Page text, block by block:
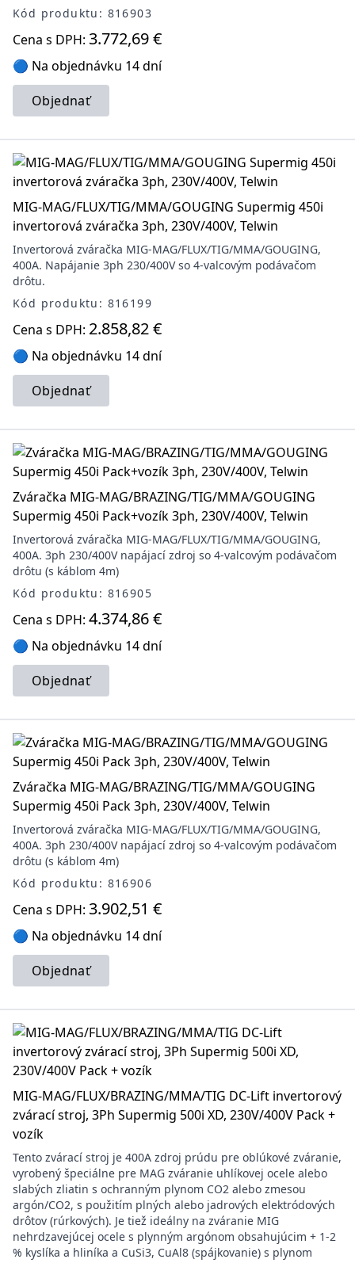
Kód produktu: 816903
Cena s DPH: 3.772,69 €
🔵 Na objednávku 14 dní
Objednať
MIG-MAG/FLUX/TIG/MMA/GOUGING Supermig 450i
invertorová zváračka 3ph, 230V/400V, Telwin
Invertorová zváračka MIG-MAG/FLUX/TIG/MMA/GOUGING,
400A. Napájanie 3ph 230/400V so 4-valcovým podávačom
drôtu.
Kód produktu: 816199
Cena s DPH: 2.858,82 €
🔵 Na objednávku 14 dní
Objednať
Zváračka MIG-MAG/BRAZING/TIG/MMA/GOUGING
Supermig 450i Pack+vozík 3ph, 230V/400V, Telwin
Invertorová zváračka MIG-MAG/FLUX/TIG/MMA/GOUGING,
400A. 3ph 230/400V napájací zdroj so 4-valcovým podávačom
drôtu (s káblom 4m)
Kód produktu: 816905
Cena s DPH: 4.374,86 €
🔵 Na objednávku 14 dní
Objednať
Zváračka MIG-MAG/BRAZING/TIG/MMA/GOUGING
Supermig 450i Pack 3ph, 230V/400V, Telwin
Invertorová zváračka MIG-MAG/FLUX/TIG/MMA/GOUGING,
400A. 3ph 230/400V napájací zdroj so 4-valcovým podávačom
drôtu (s káblom 4m)
Kód produktu: 816906
Cena s DPH: 3.902,51 €
🔵 Na objednávku 14 dní
Objednať
MIG-MAG/FLUX/BRAZING/MMA/TIG DC-Lift invertorový
zvárací stroj, 3Ph Supermig 500i XD, 230V/400V Pack +
vozík
Tento zvárací stroj je 400A zdroj prúdu pre oblúkové zváranie,
vyrobený špeciálne pre MAG zváranie uhlíkovej ocele alebo
slabých zliatin s ochranným plynom CO2 alebo zmesou
argón/CO2, s použitím plných alebo jadrových elektródových
drôtov (rúrkových). Je tiež ideálny na zváranie MIG
nehrdzavejúcej ocele s plynným argónom obsahujúcim + 1-2
% kyslíka a hliníka a CuSi3, CuAl8 (spájkovanie) s plynom